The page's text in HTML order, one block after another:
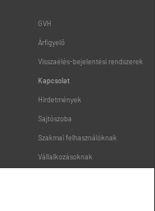
GVH
Árfigyelő
Visszaélés-bejelentési rendszerek
Kapcsolat
Hirdetmények
Sajtószoba
Szakmai felhasználóknak
Vállalkozásoknak